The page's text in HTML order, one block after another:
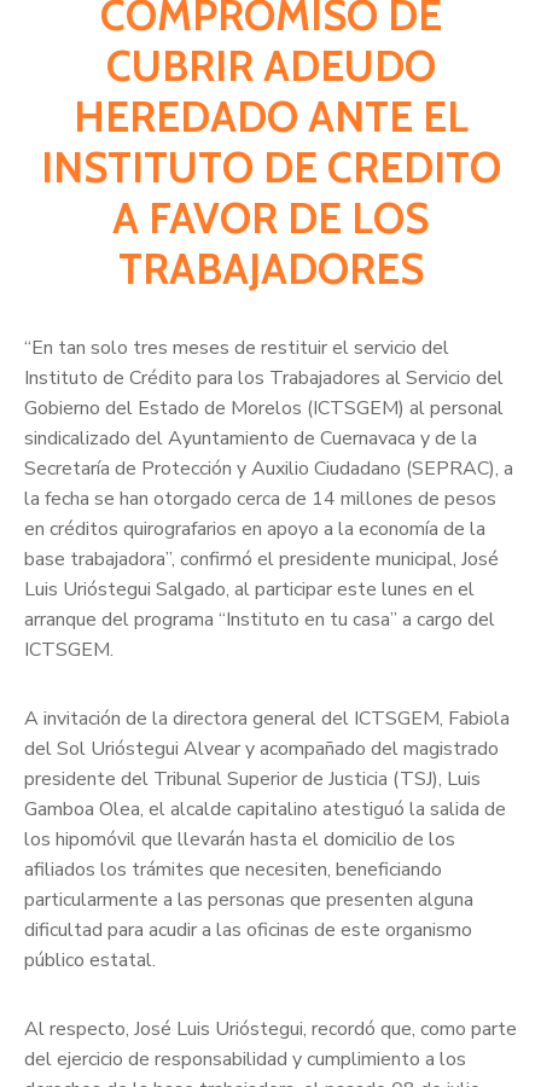
COMPROMISO DE
CUBRIR ADEUDO
HEREDADO ANTE EL
INSTITUTO DE CREDITO
A FAVOR DE LOS
TRABAJADORES
“En tan solo tres meses de restituir el servicio del
Instituto de Crédito para los Trabajadores al Servicio del
Gobierno del Estado de Morelos (ICTSGEM) al personal
sindicalizado del Ayuntamiento de Cuernavaca y de la
Secretaría de Protección y Auxilio Ciudadano (SEPRAC), a
la fecha se han otorgado cerca de 14 millones de pesos
en créditos quirografarios en apoyo a la economía de la
base trabajadora”, confirmó el presidente municipal, José
Luis Urióstegui Salgado, al participar este lunes en el
arranque del programa “Instituto en tu casa” a cargo del
ICTSGEM.
A invitación de la directora general del ICTSGEM, Fabiola
del Sol Urióstegui Alvear y acompañado del magistrado
presidente del Tribunal Superior de Justicia (TSJ), Luis
Gamboa Olea, el alcalde capitalino atestiguó la salida de
los hipomóvil que llevarán hasta el domicilio de los
afiliados los trámites que necesiten, beneficiando
particularmente a las personas que presenten alguna
dificultad para acudir a las oficinas de este organismo
público estatal.
Al respecto, José Luis Urióstegui, recordó que, como parte
del ejercicio de responsabilidad y cumplimiento a los